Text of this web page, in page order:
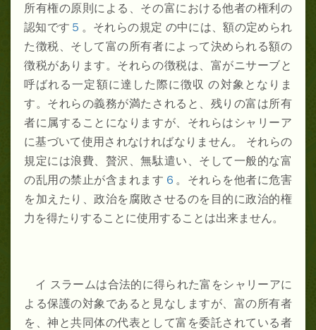
所有権の原則による、その富における他者の権利の
認知です ５ 。それらの規定 の中には、額の定められ
た徴税、そして富の所有者によって決められる額の
徴税があります。それらの徴税は、富がニサーブと
呼ばれる一定額に達した際に徴収 の対象となりま
す。それらの義務が満たされると、残りの富は所有
者に属することになりますが、それらはシャリーア
に基づいて使用されなければなりません。 それらの
規定には浪費、贅沢、無駄遣い、そして一般的な富
の乱用の禁止が含まれます ６ 。それらを他者に危害
を加えたり、政治を腐敗させるのを目的に政治的権
力を得たりすることに使用することは出来ません。
イ スラームは合法的に得られた富をシャリーアに
よる保護の対象であると見なしますが、富の所有者
を、神と共同体の代表として富を委託されている者